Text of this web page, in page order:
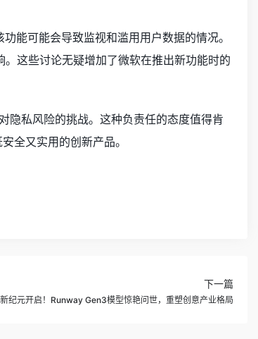
能可能会导致监视和滥用用户数据的情况。
这些讨论无疑增加了微软在推出新功能时的
隐私风险的挑战。这种负责任的态度值得肯
全又实用的创新产品。
下一篇
纪元开启！Runway Gen3模型惊艳问世，重塑创意产业格局